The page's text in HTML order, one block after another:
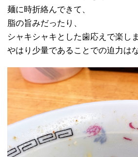
麺に時折絡んできて、
脂の旨みだったり、
シャキシャキとした歯応えで楽し
やはり少量であることでの迫力はな